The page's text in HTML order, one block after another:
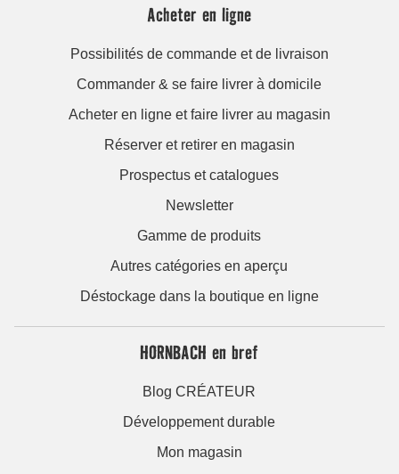
Acheter en ligne
Possibilités de commande et de livraison
Commander & se faire livrer à domicile
Acheter en ligne et faire livrer au magasin
Réserver et retirer en magasin
Prospectus et catalogues
Newsletter
Gamme de produits
Autres catégories en aperçu
Déstockage dans la boutique en ligne
HORNBACH en bref
Blog CRÉATEUR
Développement durable
Mon magasin